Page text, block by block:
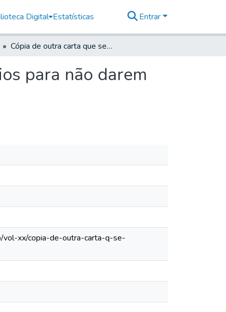
Digital Estatísticas Entrar
Cópia de outra carta que se escreveu aos missionários para não darem índios sem licenças do General
para não darem
xx/copia-de-outra-carta-q-se-